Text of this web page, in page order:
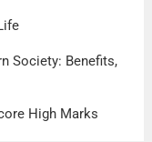
Society: Benefits,
High Marks